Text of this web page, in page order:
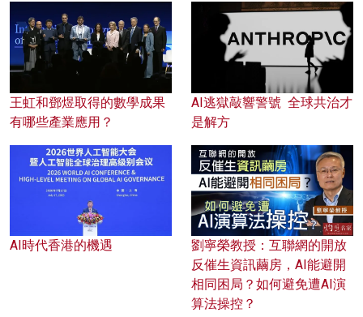
王虹和鄧煜取得的數學成果
有哪些產業應用？
AI逃獄敲響警號 全球共治才
是解方
AI時代香港的機遇
劉寧榮教授：互聯網的開放
反催生資訊繭房，AI能避開
相同困局？如何避免遭AI演
算法操控？